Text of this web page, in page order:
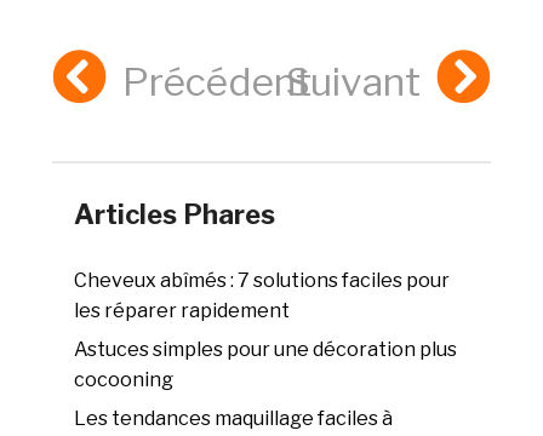
PrécédentSuivant
Articles Phares
Cheveux abîmés : 7 solutions faciles pour
les réparer rapidement
Astuces simples pour une décoration plus
cocooning
Les tendances maquillage faciles à